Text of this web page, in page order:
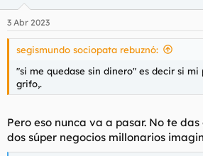
3 Abr 2023
segismundo sociopata rebuznó:
"si me quedase sin dinero" es decir si mi
grifo,.
Pero eso nunca va a pasar. No te
dos súper negocios millonarios